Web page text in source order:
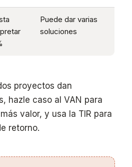
Puede dar varias
soluciones
proyectos dan
hazle caso al VAN para
valor, y usa la TIR para
retorno.